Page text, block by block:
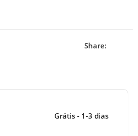
Share:
Grátis - 1-3 dias